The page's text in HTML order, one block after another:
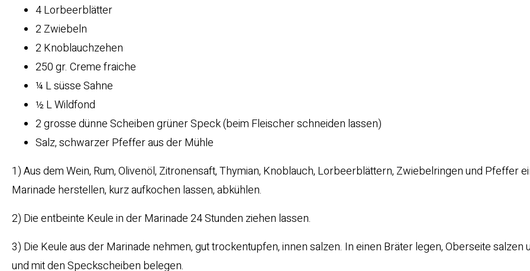
4 Lorbeerblätter
2 Zwiebeln
2 Knoblauchzehen
250 gr. Creme fraiche
¼ L süsse Sahne
½ L Wildfond
2 grosse dünne Scheiben grüner Speck (beim Fleischer schneiden lassen)
Salz, schwarzer Pfeffer aus der Mühle
1) Aus dem Wein, Rum, Olivenöl, Zitronensaft, Thymian, Knoblauch, Lorbeerblättern, Zwiebelringen und Pfeffer
Marinade herstellen, kurz aufkochen lassen, abkühlen.
2) Die entbeinte Keule in der Marinade 24 Stunden ziehen lassen.
3) Die Keule aus der Marinade nehmen, gut trockentupfen, innen salzen. In einen Bräter legen, Oberseite
und mit den Speckscheiben belegen.